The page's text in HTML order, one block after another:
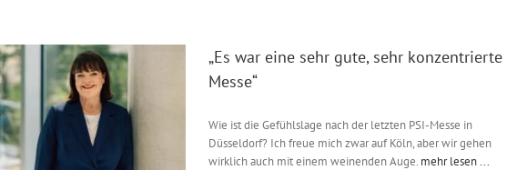
„Es war eine sehr gute, sehr konzentrierte
Messe“
Wie ist die Gefühlslage nach der letzten PSI-Messe in
Düsseldorf? Ich freue mich zwar auf Köln, aber wir gehen
wirklich auch mit einem weinenden Auge. mehr lesen ...